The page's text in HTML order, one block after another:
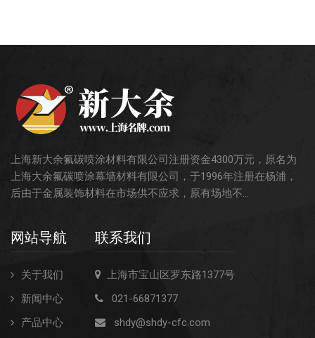
上海新大余氟碳喷涂材料有限公司注册资金4300万元，原名为
上海大余氟碳喷涂幕墙材料有限公司，于1996年注册在杨浦，
后由于金属装饰材料在市场供不应求，原有场地不...
网站导航
关于我们
新闻中心
产品中心
联系我们
上海市宝山区罗东路1377号
021-66871377
shdy@shdy-cfc.com